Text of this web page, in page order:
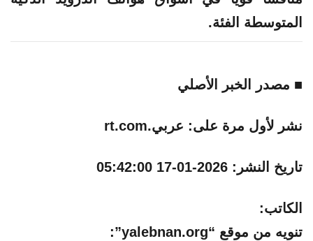
المتوسطة الفئة.
■ مصدر الخبر الأصلي
نشر لأول مرة على: عربي.rt.com
تاريخ النشر: 2026-01-17 05:42:00
الكاتب:
تنويه من موقع “yalebnan.org”: